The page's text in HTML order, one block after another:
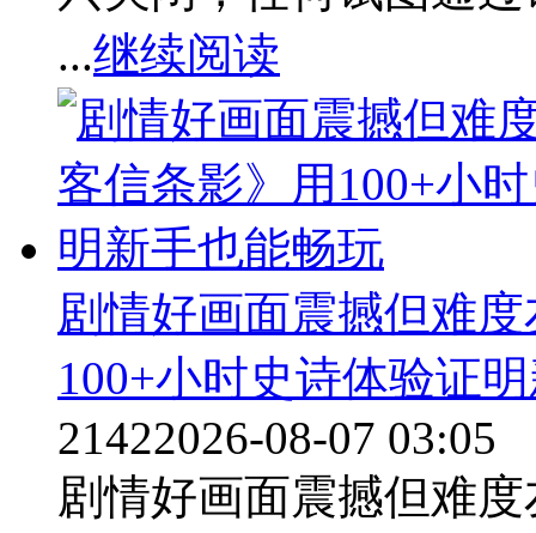
...继续阅读
剧情好画面震撼但难
100+小时史诗体验证
21422026-08-07 03:05
剧情好画面震撼但难